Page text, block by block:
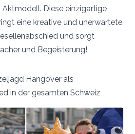
Aktmodell. Diese einzigartige
eine kreative und unerwartete
und sorgt
und Begeisterung!
Hangover als
in der gesamten Schweiz